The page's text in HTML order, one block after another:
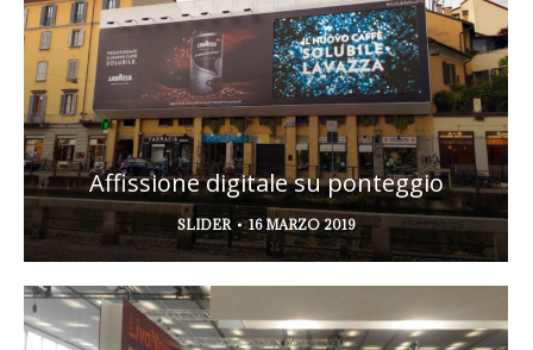
Affissione digitale su ponteggio
SLIDER 16 MARZO 2019